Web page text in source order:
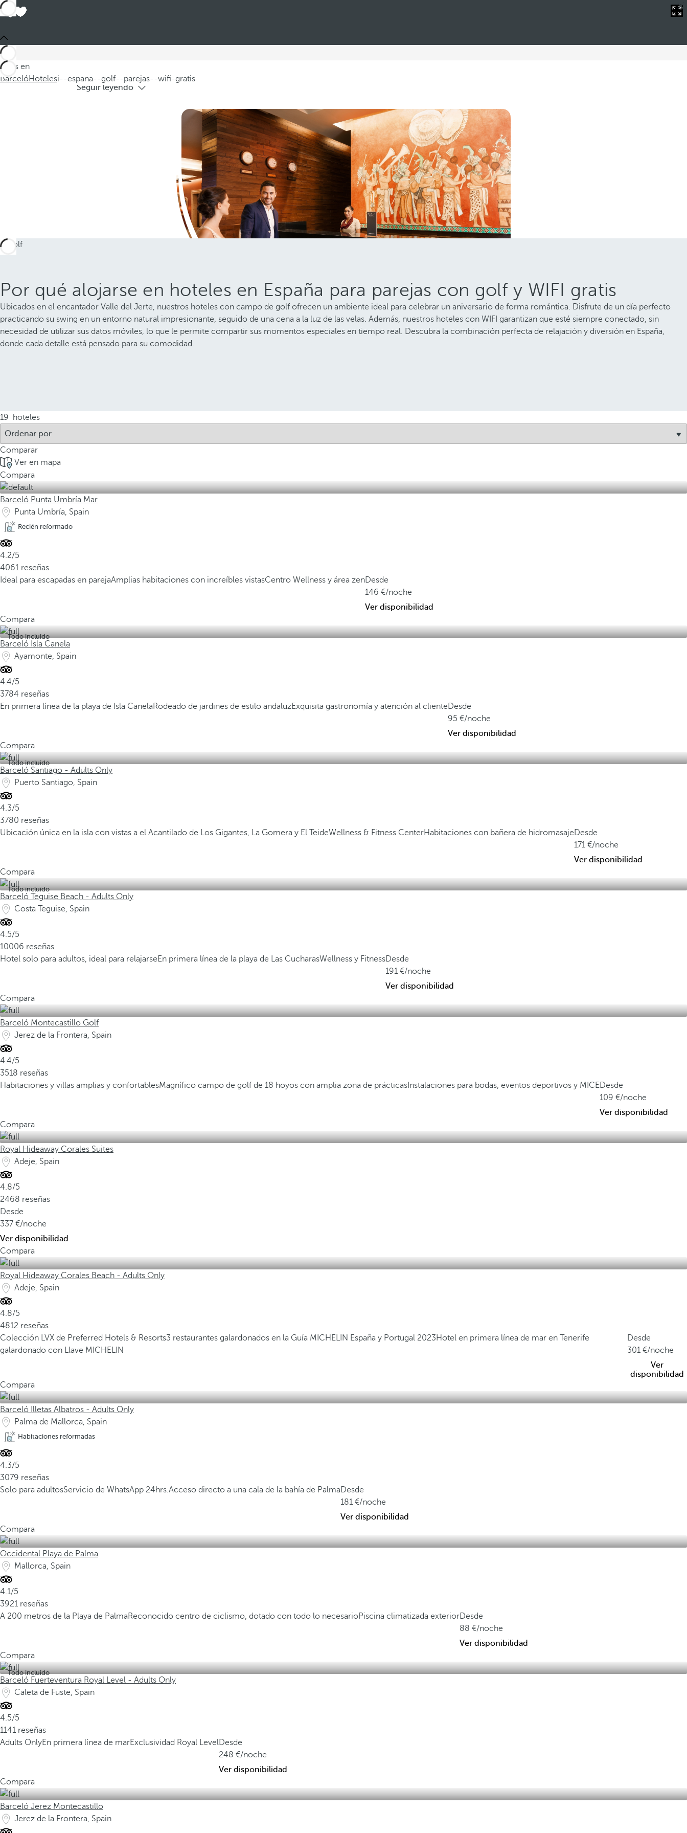
Estás en
BarcelóHotelesi--espana--golf--parejas--wifi-gratis
Hoteles en España para parejas con golf y WIFI gratis
Seguir leyendo
Por qué alojarse en hoteles en España para parejas con golf y WIFI gratis
Ubicados en el encantador Valle del Jerte, nuestros hoteles con campo de golf ofrecen un ambiente ideal para celebrar un aniversario de forma romántica. Disfrute de un día perfecto
practicando su swing en un entorno natural impresionante, seguido de una cena a la luz de las velas. Además, nuestros hoteles con WIFI garantizan que esté siempre conectado, sin
necesidad de utilizar sus datos móviles, lo que le permite compartir sus momentos especiales en tiempo real. Descubra la combinación perfecta de relajación y diversión en España,
donde cada detalle está pensado para su comodidad.
19 hoteles
Comparar
Ver en mapa
Compara
Barceló Punta Umbría Mar
Punta Umbría, Spain
Recién reformado
4.2/5
4061 reseñas
Ideal para escapadas en parejaAmplias habitaciones con increíbles vistasCentro Wellness y área zenDesde
146
/noche
Ver disponibilidad
Compara
Todo incluido
Barceló Isla Canela
Ayamonte, Spain
4.4/5
3784 reseñas
En primera línea de la playa de Isla CanelaRodeado de jardines de estilo andaluzExquisita gastronomía y atención al clienteDesde
95
/noche
Ver disponibilidad
Compara
Todo incluido
Barceló Santiago - Adults Only
Puerto Santiago, Spain
4.3/5
3780 reseñas
Ubicación única en la isla con vistas a el Acantilado de Los Gigantes, La Gomera y El TeideWellness & Fitness CenterHabitaciones con bañera de hidromasajeDesde
171
/noche
Ver disponibilidad
Compara
Todo incluido
Barceló Teguise Beach - Adults Only
Costa Teguise, Spain
4.5/5
10006 reseñas
Hotel solo para adultos, ideal para relajarseEn primera línea de la playa de Las CucharasWellness y FitnessDesde
191
/noche
Ver disponibilidad
Compara
Barceló Montecastillo Golf
Jerez de la Frontera, Spain
4.4/5
3518 reseñas
Habitaciones y villas amplias y confortablesMagnífico campo de golf de 18 hoyos con amplia zona de prácticas Instalaciones para bodas, eventos deportivos y MICEDesde
109
/noche
Ver disponibilidad
Compara
Royal Hideaway Corales Suites
Adeje, Spain
4.8/5
2468 reseñas
Desde
337
/noche
Ver disponibilidad
Compara
Royal Hideaway Corales Beach - Adults Only
Adeje, Spain
4.8/5
4812 reseñas
Colección LVX de Preferred Hotels & Resorts3 restaurantes galardonados en la Guía MICHELIN España y Portugal 2023Hotel en primera línea de mar en Tenerife
galardonado con Llave MICHELIN
Desde
301
/noche
Ver
disponibilidad
Compara
Barceló Illetas Albatros - Adults Only
Palma de Mallorca, Spain
Habitaciones reformadas
4.3/5
3079 reseñas
Solo para adultosServicio de WhatsApp 24hrs.Acceso directo a una cala de la bahía de PalmaDesde
181
/noche
Ver disponibilidad
Compara
Occidental Playa de Palma
Mallorca, Spain
4.1/5
3921 reseñas
A 200 metros de la Playa de PalmaReconocido centro de ciclismo, dotado con todo lo necesarioPiscina climatizada exteriorDesde
88
/noche
Ver disponibilidad
Compara
Todo incluido
Barceló Fuerteventura Royal Level - Adults Only
Caleta de Fuste, Spain
4.5/5
1141 reseñas
Adults OnlyEn primera línea de marExclusividad Royal LevelDesde
248
/noche
Ver disponibilidad
Compara
Barceló Jerez Montecastillo
Jerez de la Frontera, Spain